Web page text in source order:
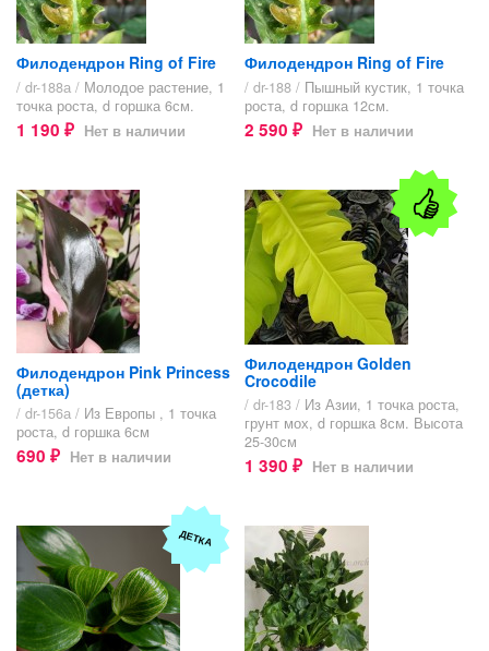
Филодендрон Ring of Fire
/ dr-188а / Молодое растение, 1
точка роста, d горшка 6см.
1 190 ₽ Нет в наличии
Филодендрон Ring of Fire
/ dr-188 / Пышный кустик, 1 точка
роста, d горшка 12см.
2 590 ₽ Нет в наличии
Филодендрон Pink Princess
(детка)
/ dr-156а / Из Европы , 1 точка
роста, d горшка 6см
690 ₽ Нет в наличии
Филодендрон Golden
Crocodile
/ dr-183 / Из Азии, 1 точка роста,
грунт мох, d горшка 8см. Высота
25-30см
1 390 ₽ Нет в наличии
ДЕТКА